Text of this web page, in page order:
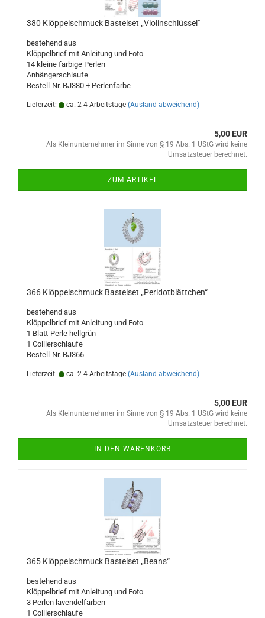
380 Klöppelschmuck Bastelset „Violinschlüssel"
bestehend aus
Klöppelbrief mit Anleitung und Foto
14 kleine farbige Perlen
Anhängerschlaufe
Bestell-Nr. BJ380 + Perlenfarbe
Lieferzeit: ca. 2-4 Arbeitstage (Ausland abweichend)
5,00 EUR
Als Kleinunternehmer im Sinne von § 19 Abs. 1 UStG wird keine
Umsatzsteuer berechnet.
ZUM ARTIKEL
366 Klöppelschmuck Bastelset „Peridotblättchen“
bestehend aus
Klöppelbrief mit Anleitung und Foto
1 Blatt-Perle hellgrün
1 Collierschlaufe
Bestell-Nr. BJ366
Lieferzeit: ca. 2-4 Arbeitstage (Ausland abweichend)
5,00 EUR
Als Kleinunternehmer im Sinne von § 19 Abs. 1 UStG wird keine
Umsatzsteuer berechnet.
IN DEN WARENKORB
365 Klöppelschmuck Bastelset „Beans“
bestehend aus
Klöppelbrief mit Anleitung und Foto
3 Perlen lavendelfarben
1 Collierschlaufe